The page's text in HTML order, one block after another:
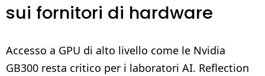
sui fornitori di hardware
Accesso a GPU di alto livello come le Nvidia
GB300 resta critico per i laboratori AI. Reflection